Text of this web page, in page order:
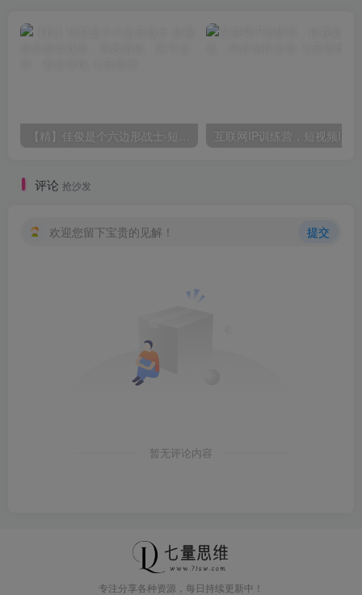
评论 抢沙发
欢迎您留下宝贵的见解！ 提交
暂无评论内容
专注分享各种资源，每日持续更新中！